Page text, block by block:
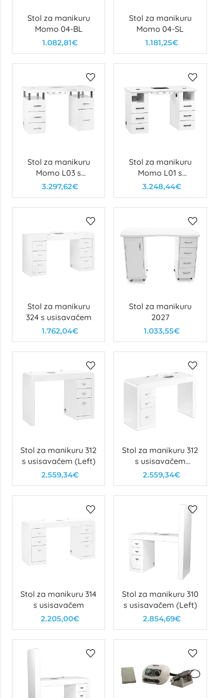
Stol za manikuru
Momo 04-BL
1.082,81€
Stol za manikuru
Momo 04-SL
1.181,25€
Stol za manikuru
Momo L03 s
usisavačem
3.297,62€
Stol za manikuru
Momo L01 s
usisavačem
3.248,44€
Stol za manikuru
324 s usisavačem
1.762,04€
Stol za manikuru
2027
1.033,55€
Stol za manikuru 312
s usisavačem (Left)
2.559,34€
Stol za manikuru 312
s usisavačem
(Right)
2.559,34€
Stol za manikuru 314
s usisavačem
2.205,00€
Stol za manikuru 310
s usisavačem (Left)
2.854,69€